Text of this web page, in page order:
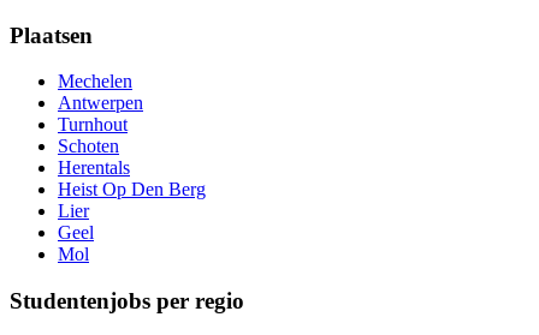
Plaatsen
Mechelen
Antwerpen
Turnhout
Schoten
Herentals
Heist Op Den Berg
Lier
Geel
Mol
Studentenjobs per regio